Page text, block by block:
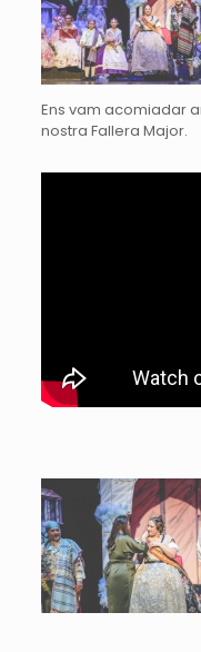
Ens vam acomiadar
nostra Fallera Major.